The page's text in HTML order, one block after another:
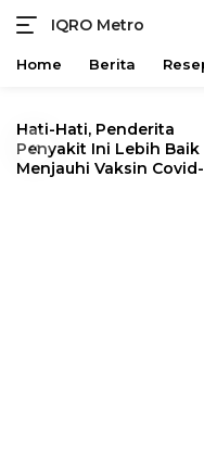
content
IQRO Metro
Lets
Bright
Home Berita
«
Hati-Hati, Penderita
Penyakit Ini Lebih Baik
Menjauhi Vaksin